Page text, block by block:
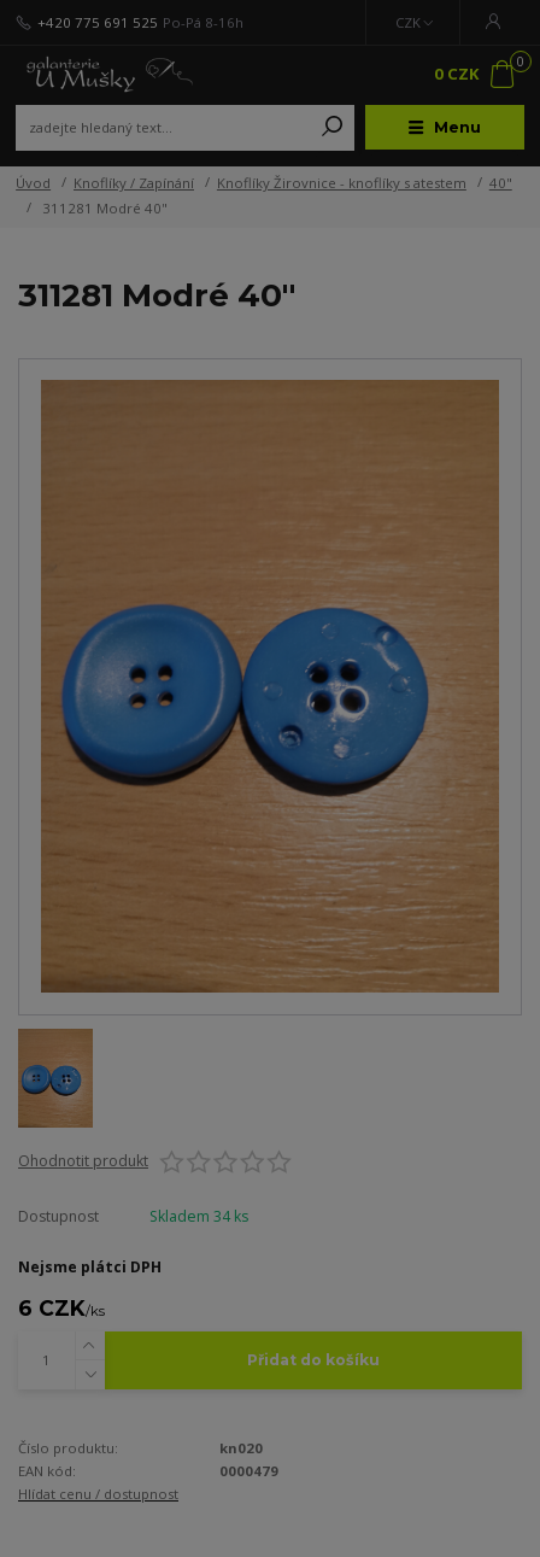
Menu
CZK
+420 775 691 525 Po-Pá 8-16h
0
0 CZK
Úvod Knoflíky / Zapínání Knoflíky Žirovnice - knoflíky s atestem
40"
311281 Modré 40"
311281 Modré 40"
Ohodnotit produkt
Dostupnost Skladem 34 ks
Nejsme plátci DPH
6 CZK/ks
Přidat do košíku
Číslo produktu:
kn020
EAN kód:
0000479
Hlídat cenu / dostupnost